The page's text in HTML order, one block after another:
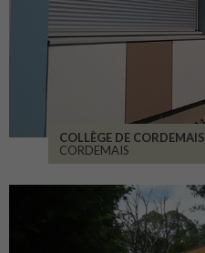
COLLÈGE DE CORDEMAIS
CORDEMAIS